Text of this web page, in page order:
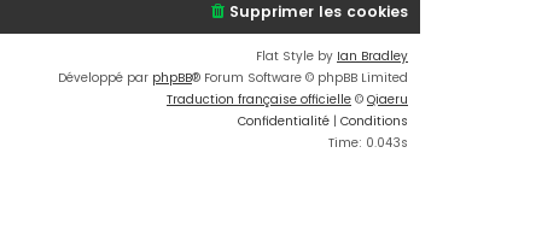
Supprimer les cookies
Flat Style by Ian Bradley
Développé par phpBB® Forum Software © phpBB Limited
Traduction française officielle © Qiaeru
Confidentialité | Conditions
Time: 0.043s